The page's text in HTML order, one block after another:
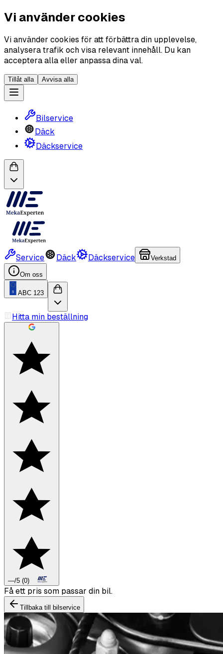
Vi använder cookies
Vi använder cookies för att förbättra din upplevelse,
analysera trafik och visa relevant innehåll. Du kan
acceptera alla eller anpassa dina val.
Tillåt alla Avvisa alla
Bilservice
Däck
Däckservice
Service Däck Däckservice Verkstad
Om oss
ABC 123
Hitta min beställning
—/5 (0)
Boka däckbyte eller montering inför vintern.
Tillbaka till bilservice